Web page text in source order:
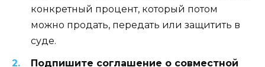
конкретный процент, который потом
можно продать, передать или защитить в
суде.
Подпишите соглашение о совместной